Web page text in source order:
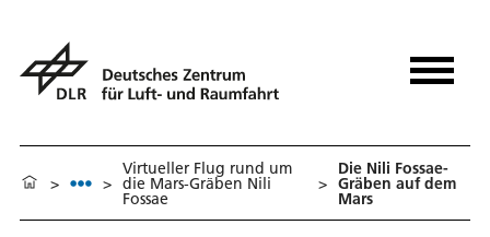
> >
Virtueller Flug rund um
die Mars-Gräben Nili
Fossae
>
Die Nili Fossae-
Gräben auf dem
Mars